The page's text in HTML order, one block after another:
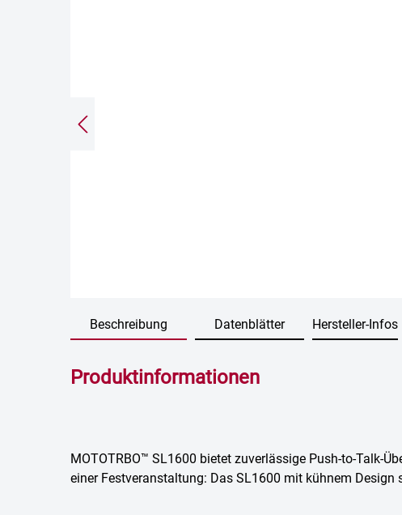
Beschreibung Datenblätter Hersteller-Infos
Produktinformationen
MOTOTRBO™ SL1600 bietet zuverlässige Push-to-Talk-
einer Festveranstaltung: Das SL1600 mit kühnem Design